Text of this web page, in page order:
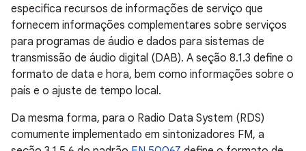
especifica recursos de informações de serviço que
fornecem informações complementares sobre serviços
para programas de áudio e dados para sistemas de
transmissão de áudio digital (DAB). A seção 8.1.3 define o
formato de data e hora, bem como informações sobre o
país e o ajuste de tempo local.
Da mesma forma, para o Radio Data System (RDS)
comumente implementado em sintonizadores FM, a